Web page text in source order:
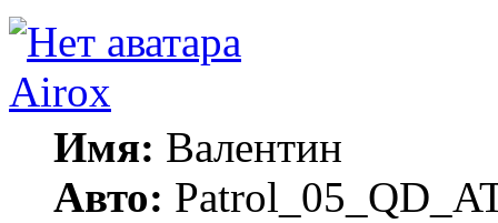
Airox
Имя: Валентин
Авто: